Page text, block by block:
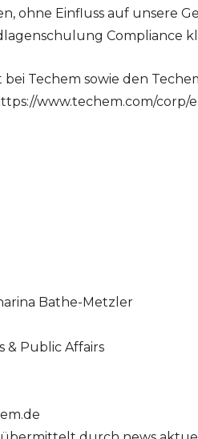
ohne Einfluss auf unsere
Compliance
Techem sowie den
www.techem.com/corp/
Bathe-Metzler
& Public Affairs